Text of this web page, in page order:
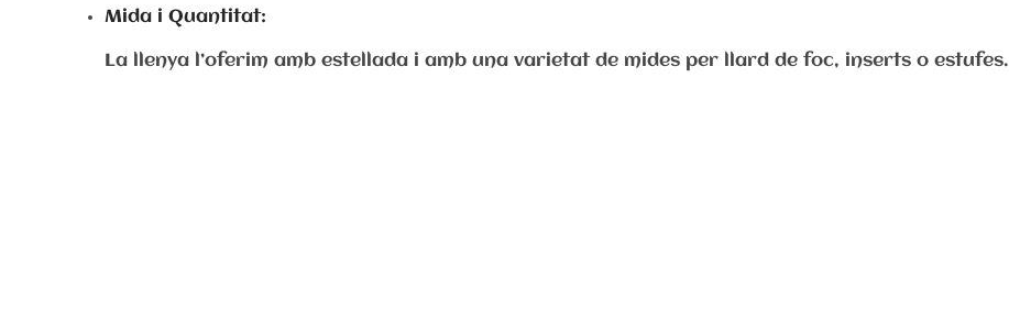
Mida i Quantitat:
La llenya l’oferim amb estellada i amb una varietat de mides per llard de foc, inserts o estufes.